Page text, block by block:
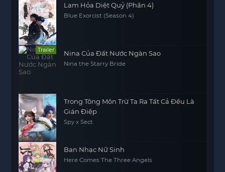
Lam Hỏa Diệt Quỷ (Phần 4)
Blue Exorcist (Season 4)
Trailer Nina Của Đất Nước Ngàn Sao
Nina the Starry Bride
Trong Tông Môn Trừ Ta Ra Tất Cả Đều Là
Gián Điệp
Spy x Sect
Ban Nhạc Nữ Sinh
Here Comes The Three Angels